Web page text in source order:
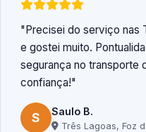
Precisei do serviço nas
e gostei muito.
segurança no transporte
confiança!
S Saulo B.
Três Lagoas, Foz